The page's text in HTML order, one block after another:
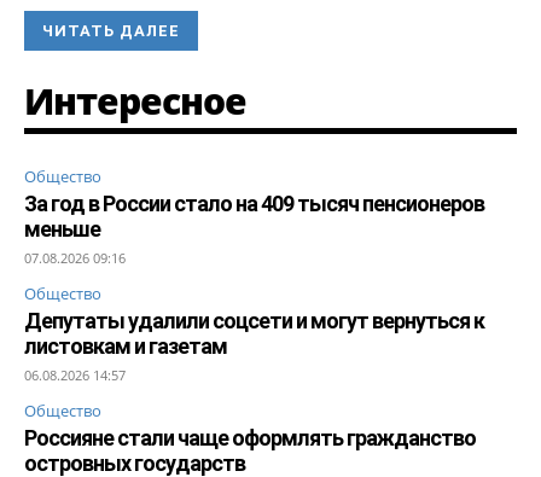
ЧИТАТЬ ДАЛЕЕ
Интересное
Общество
За год в России стало на 409 тысяч пенсионеров
меньше
07.08.2026 09:16
Общество
Депутаты удалили соцсети и могут вернуться к
листовкам и газетам
06.08.2026 14:57
Общество
Россияне стали чаще оформлять гражданство
островных государств